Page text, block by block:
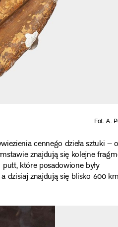
Fot. A.
cennego dzieła sztuki –
znajdują się kolejne
które posadowione były
dzisiaj znajdują się blisko 600 km